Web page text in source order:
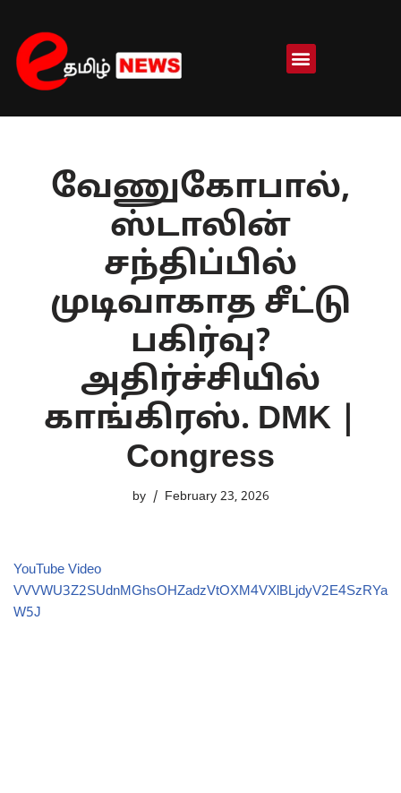
Skip
to
content
வேணுகோபால்,
ஸ்டாலின்
சந்திப்பில்
முடிவாகாத சீட்டு
பகிர்வு?
அதிர்ச்சியில்
காங்கிரஸ். DMK |
Congress
by February 23, 2026
YouTube Video
VVVWU3Z2SUdnMGhsOHZadzVtOXM4VXlBLjdyV2E4SzRYa
W5J